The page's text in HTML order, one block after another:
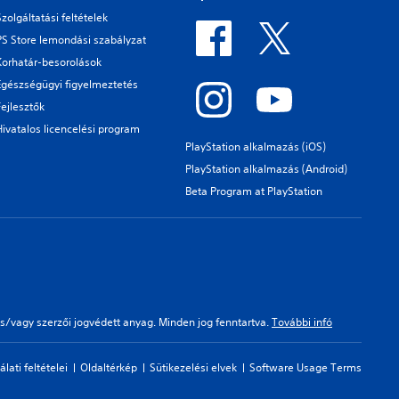
feltételek
Store lemondási szabályzat
besorolások
figyelmeztetés
licencelési program
PlayStation alkalmazás (iOS)
PlayStation alkalmazás (Android)
Beta Program at PlayStation
vagy szerzői jogvédett anyag. Minden jog fenntartva.További infó
feltételei Oldaltérkép Sütikezelési elvek Software Usage Terms